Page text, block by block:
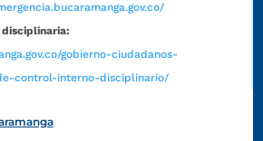
disciplinaria:
gobierno-ciudadanos-
control-interno-disciplinario/